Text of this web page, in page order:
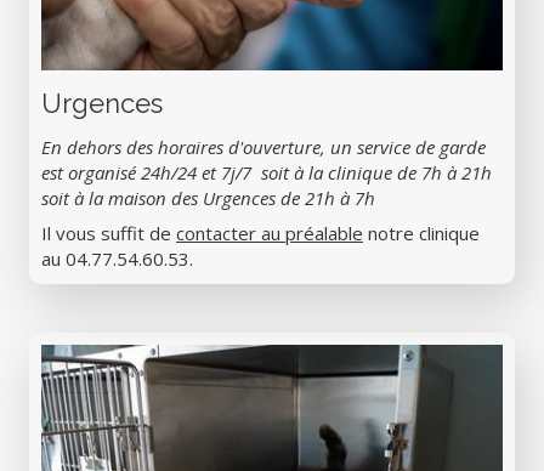
Urgences
En dehors des horaires d'ouverture, un service de garde
est organisé 24h/24 et 7j/7 soit à la clinique de 7h à 21h
soit à la maison des Urgences de 21h à 7h
Il vous suffit de contacter au préalable notre clinique
au 04.77.54.60.53.